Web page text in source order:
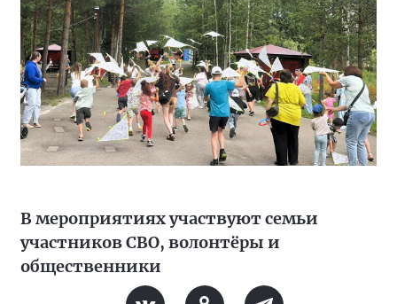
В мероприятиях участвуют семьи
участников СВО, волонтёры и
общественники